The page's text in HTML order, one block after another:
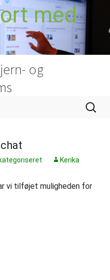
med
og
Søg
efter:
kategoriseret Kerika
vi tilføjet muligheden for